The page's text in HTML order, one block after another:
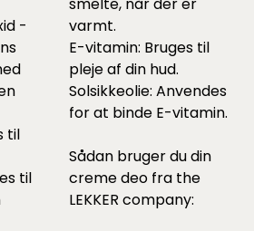
-
til
til
varmt.
E-vitamin: Bruges til
pleje af din hud.
Solsikkeolie: Anvendes
for at binde E-vitamin.
Sådan bruger du din
creme deo fra the
LEKKER company: